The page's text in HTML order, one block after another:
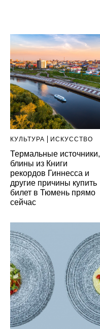
КУЛЬТУРА ИСКУССТВО
Термальные источники,
блины из Книги
рекордов Гиннесса и
другие причины купить
билет в Тюмень прямо
сейчас